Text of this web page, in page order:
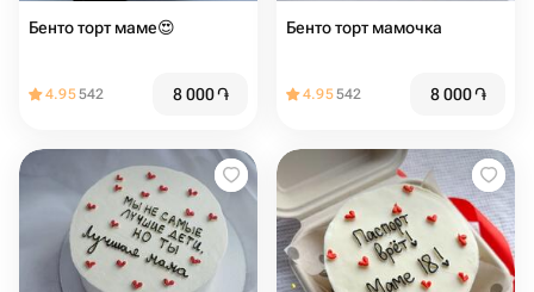
Бенто торт маме😍
4.95542 8 000֏
Бенто торт мамочка
4.95542 8 000֏